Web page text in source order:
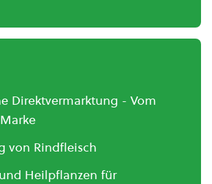
Direktvermarktung - Vom
von Rindfleisch
Heilpflanzen für